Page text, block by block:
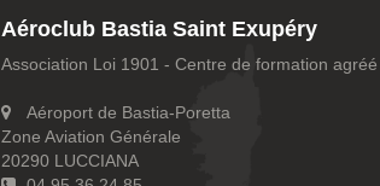
Aéroclub Bastia Saint Exupéry
Association Loi 1901 - Centre de formation
Aéroport de Bastia-Poretta
Zone Aviation Générale
20290 LUCCIANA